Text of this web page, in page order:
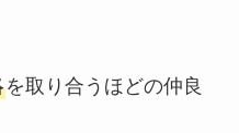
を取り合うほどの仲良